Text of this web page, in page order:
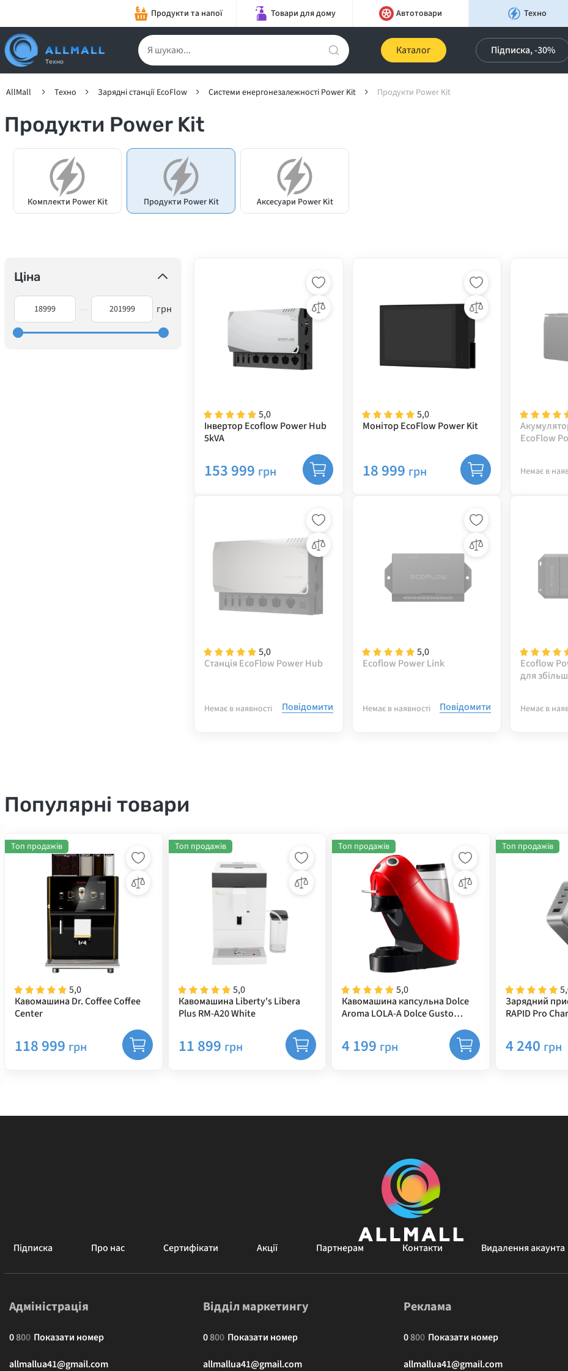
Продукти та напої Товари для дому Автотовари Техно
Техно
Каталог Підписка, -30%
AllMall Техно Зарядні станції EcoFlow Cистеми енергонезалежності Power Kit Продукти Power Kit
Продукти Power Kit
Комплекти Power Kit Продукти Power Kit Аксесуари Power Kit
Ціна
грн
5,0
Інвертор Ecoflow Power Hub
5kVA
153 999 грн
5,0
Монітор EcoFlow Power Kit
18 999 грн
EcoFlow
Немає в
5,0
Станція EcoFlow Power Hub
Немає в наявності Повідомити
5,0
Ecoflow Power Link
Немає в наявності Повідомити
Ecoflow
для
Немає в
Популярні товари
5,0
Кавомашина Dr. Coffee Coffee
Center
Топ продажів
118 999 грн
5,0
Кавомашина Liberty's Libera
Plus RM-A20 White
Топ продажів
11 899 грн
5,0
Кавомашина капсульна Dolce
Aroma LOLA-A Dolce Gusto
Топ продажів
4 199 грн
Зарядний
RAPID Pro
Топ продажів
4 240 грн
Підписка Про нас Сертифікати Акції Партнерам Контакти Видалення акаунта
Адміністрація
0800 Показати номер
allmallua41@gmail.com
Відділ маркетингу
0800 Показати номер
allmallua41@gmail.com
Реклама
0800 Показати номер
allmallua41@gmail.com